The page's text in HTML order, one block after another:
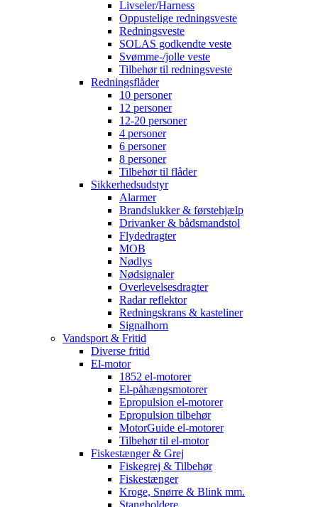
Livseler/Harness
Oppustelige redningsveste
Redningsveste
SOLAS godkendte veste
Svømme-/jolle veste
Tilbehør til redningsveste
Redningsflåder
10 personer
12 personer
12-20 personer
4 personer
6 personer
8 personer
Tilbehør til flåder
Sikkerhedsudstyr
Alarmer
Brandslukker & førstehjælp
Drivanker & bådsmandstol
Flydedragter
MOB
Nødlys
Nødsignaler
Overlevelsesdragter
Radar reflektor
Redningskrans & kasteliner
Signalhorn
Vandsport & Fritid
Diverse fritid
El-motor
1852 el-motorer
El-påhængsmotorer
Epropulsion el-motorer
Epropulsion tilbehør
MotorGuide el-motorer
Tilbehør til el-motor
Fiskestænger & Grej
Fiskegrej & Tilbehør
Fiskestænger
Kroge, Snørre & Blink mm.